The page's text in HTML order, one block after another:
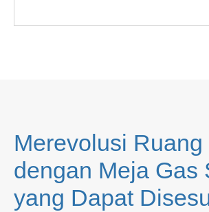
Merevolusi
dengan Meja Gas
yang Dapat